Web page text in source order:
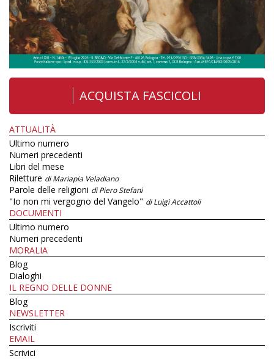
ACQUISTA FASCICOLI
ATTUALITÀ
Ultimo numero
Numeri precedenti
Libri del mese
Riletture di Mariapia Veladiano
Parole delle religioni di Piero Stefani
"Io non mi vergogno del Vangelo" di Luigi Accattoli
DOCUMENTI
Ultimo numero
Numeri precedenti
MORALIA
Blog
Dialoghi
IL REGNO DELLE DONNE
Blog
NEWSLETTER
Iscriviti
EMAIL
Scrivici